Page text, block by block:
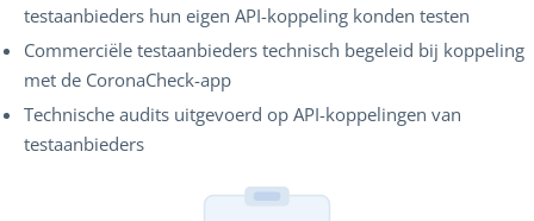
testaanbieders hun eigen API-koppeling konden testen
Commerciële testaanbieders technisch begeleid bij koppeling
met de CoronaCheck-app
Technische audits uitgevoerd op API-koppelingen van
testaanbieders